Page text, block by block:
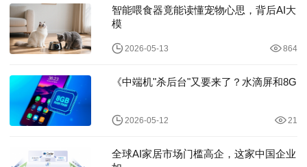
智能喂食器竟能读懂宠物心思，背后AI大
模
2026-05-13 864
《中端机"杀后台"又要来了？水滴屏和8G
2026-05-12 21
全球AI家居市场门槛高企，这家中国企业